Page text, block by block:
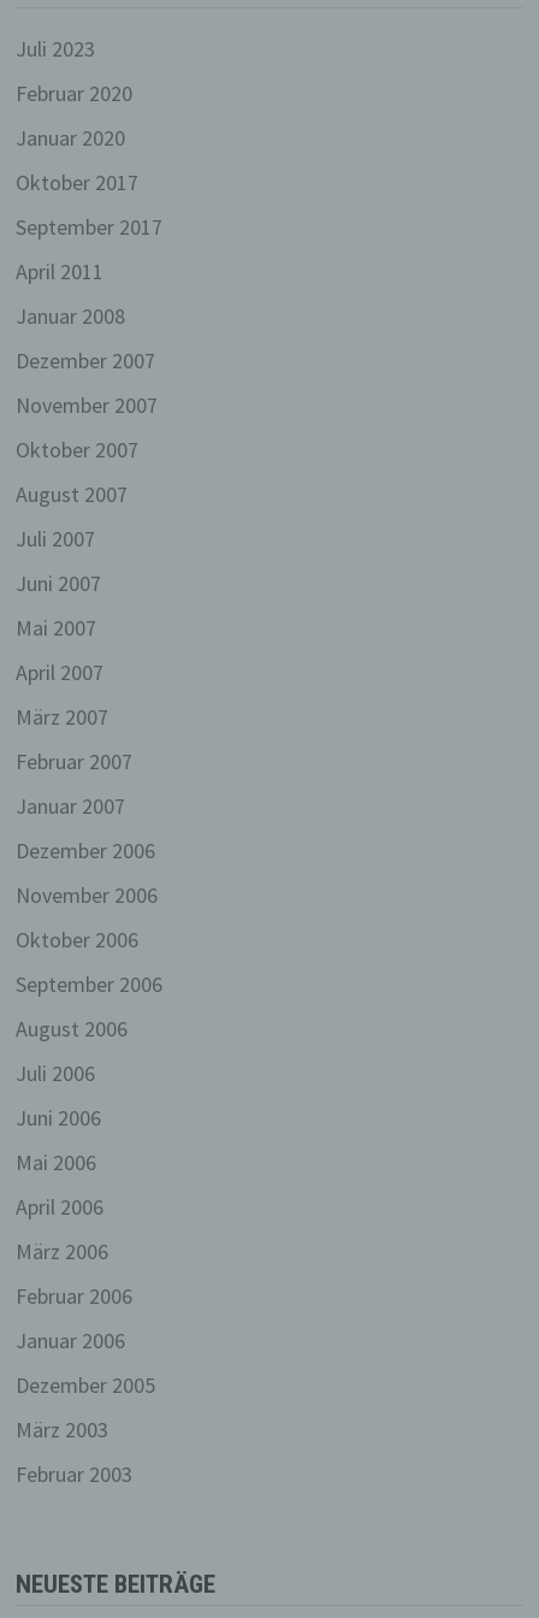
Juli 2023
Februar 2020
Januar 2020
Oktober 2017
September 2017
April 2011
Januar 2008
Dezember 2007
November 2007
Oktober 2007
August 2007
Juli 2007
Juni 2007
Mai 2007
April 2007
März 2007
Februar 2007
Januar 2007
Dezember 2006
November 2006
Oktober 2006
September 2006
August 2006
Juli 2006
Juni 2006
Mai 2006
April 2006
März 2006
Februar 2006
Januar 2006
Dezember 2005
März 2003
Februar 2003
NEUESTE BEITRÄGE
Auftragsverarbeiter ist eine natürliche oder
juristische Person, Behörde, Einrichtung oder
andere Stelle, die personenbezogene Daten
im Auftrag des Verantwortlichen verarbeitet.
i) Empfänger
Empfänger ist eine natürliche oder juristische
Stelle, der personenbezogene Daten
sich bei ihr um einen Dritten handelt oder
bestimmten Untersuchungsauftrags nach dem
Mitgliedstaaten möglicherweise
jedoch nicht als Empfänger.
Dritter ist eine natürliche oder juristische
Person, Behörde, Einrichtung oder andere
Verantwortlichen, dem Auftragsverarbeiter und
Verantwortung des Verantwortlichen oder des
personenbezogenen Daten zu verarbeiten.
k) Einwilligung
Einwilligung ist jede von der betroffenen
informierter Weise und unmissverständlich
Erklärung oder einer sonstigen eindeutigen
bestätigenden Handlung, mit der die
mit der Verarbeitung der sie betreffenden
Verarbeitung Verantwortlichen
Verantwortlicher im Sinne der Datenschutz-
der Europäischen Union geltenden
mit datenschutzrechtlichem Charakter ist die:
genannte Cookies, LocalStorage und
nutzerfreundlicher, effektiver und sicherer zu
abspeichert. Cookies sind Textdateien, welche
über einen Internetbrowser auf einem